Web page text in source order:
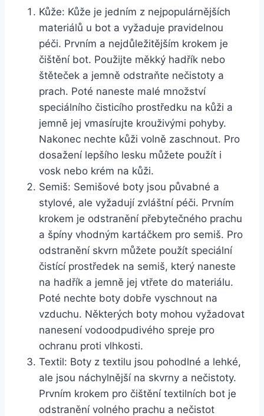
Kůže: Kůže je⁣ jedním⁣ z ⁣nejpopulárnějších
materiálů u bot a vyžaduje‌ pravidelnou
péči. Prvním a nejdůležitějším krokem je
čištění bot. Použijte měkký hadřík nebo
štěteček a jemně odstraňte⁣ nečistoty a
prach.⁤ Poté ‌naneste malé‌ množství
speciálního čisticího ⁢prostředku na kůži a
jemně jej ⁣vmasírujte krouživými ⁤pohyby.
Nakonec nechte​ kůži volně ​zaschnout. Pro
dosažení lepšího⁤ lesku můžete použít i
vosk nebo krém na kůži.
Semiš: Semišové boty ⁢jsou půvabné⁢ a⁤
stylové, ale vyžadují zvláštní péči. Prvním
krokem je ⁢odstranění ⁣přebytečného prachu
a špíny vhodným kartáčkem ⁤pro semiš. Pro
odstranění⁣ skvrn ⁤můžete použít speciální
čistící prostředek na semiš, který naneste
na hadřík a jemně jej vtřete ‍do materiálu.
Poté nechte boty ⁢dobře vyschnout ⁣na ​
vzduchu. ​Některých boty mohou vyžadovat
‍nanesení ‍vodoodpudivého spreje pro
ochranu proti vlhkosti.
Textil: ⁣Boty z textilu jsou pohodlné⁢ a lehké,
ale jsou náchylnější na skvrny a nečistoty.
Prvním krokem pro čištění​ textilních bot je
odstranění volného prachu a ⁣nečistot